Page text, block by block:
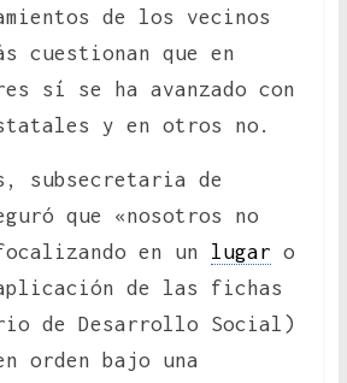
de los vecinos
cuestionan que en
sí se ha avanzado con
y en otros no.
subsecretaria de
que «nosotros no
en un lugar o
de las fichas
de Desarrollo Social)
orden bajo una